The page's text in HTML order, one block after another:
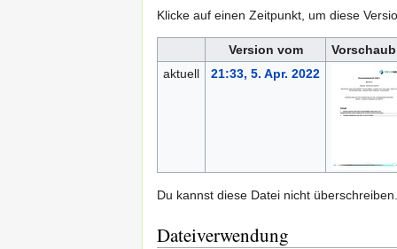
Klicke auf einen Zeitpunkt, um diese
Version vom
aktuell
21:33, 5. Apr. 2022
Du kannst diese Datei nicht überschreiben.
Dateiverwendung